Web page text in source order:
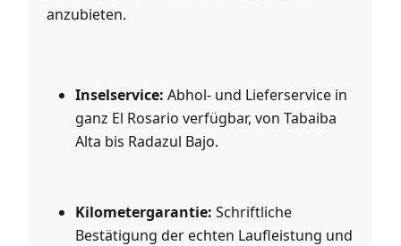
anzubieten.
Inselservice: Abhol- und Lieferservice in
ganz El Rosario verfügbar, von Tabaiba
Alta bis Radazul Bajo.
Kilometergarantie: Schriftliche
Bestätigung der echten Laufleistung und